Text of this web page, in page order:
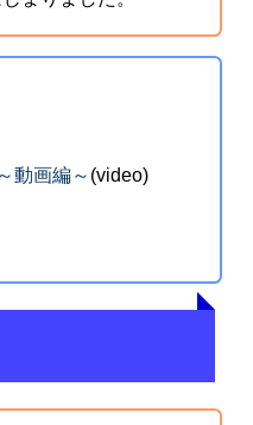
動画編～ (video)